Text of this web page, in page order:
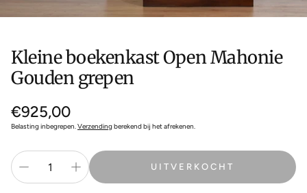
Kleine boekenkast Open Mahonie
Gouden grepen
Normale
prijs
€925,00
Belasting inbegrepen.Verzendingberekend bij het afrekenen.
UITVERKOCHT